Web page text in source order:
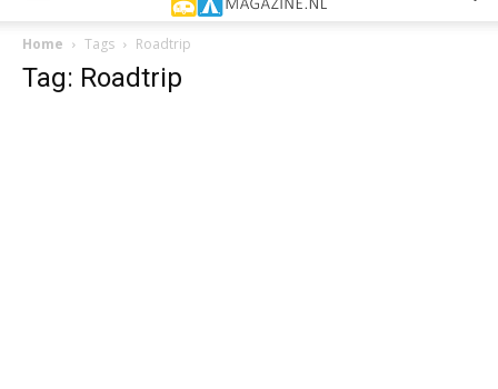
Home Tags Roadtrip
Tag: Roadtrip